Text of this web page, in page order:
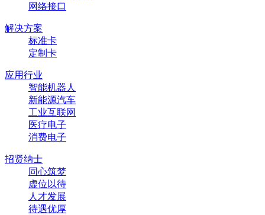
网络接口
解决方案
标准卡
定制卡
应用行业
智能机器人
新能源汽车
工业互联网
医疗电子
消费电子
招贤纳士
同心筑梦
虚位以待
人才发展
待遇优厚